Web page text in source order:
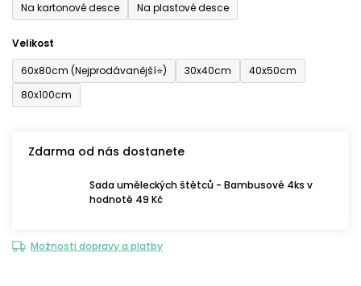
Na kartonové desce
Na plastové desce
Velikost
60x80cm (Nejprodávanější⭐)
30x40cm
40x50cm
80x100cm
Zdarma od nás dostanete
Sada uměleckých štětců - Bambusové 4ks v
hodnotě 49 Kč
Možnosti dopravy a platby